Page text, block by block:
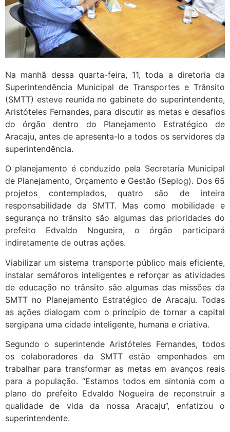
Na manhã dessa quarta-feira, 11, toda a diretoria da
Superintendência Municipal de Transportes e Trânsito
(SMTT) esteve reunida no gabinete do superintendente,
Aristóteles Fernandes, para discutir as metas e desafios
do órgão dentro do Planejamento Estratégico de
Aracaju, antes de apresenta-lo a todos os servidores da
superintendência.
O planejamento é conduzido pela Secretaria Municipal
de Planejamento, Orçamento e Gestão (Seplog). Dos 65
projetos contemplados, quatro são de inteira
responsabilidade da SMTT. Mas como mobilidade e
segurança no trânsito são algumas das prioridades do
prefeito Edvaldo Nogueira, o órgão participará
indiretamente de outras ações.
Viabilizar um sistema transporte público mais eficiente,
instalar semáforos inteligentes e reforçar as atividades
de educação no trânsito são algumas das missões da
SMTT no Planejamento Estratégico de Aracaju. Todas
as ações dialogam com o princípio de tornar a capital
sergipana uma cidade inteligente, humana e criativa.
Segundo o superintende Aristóteles Fernandes, todos
os colaboradores da SMTT estão empenhados em
trabalhar para transformar as metas em avanços reais
para a população. “Estamos todos em sintonia com o
plano do prefeito Edvaldo Nogueira de reconstruir a
qualidade de vida da nossa Aracaju”, enfatizou o
superintendente.